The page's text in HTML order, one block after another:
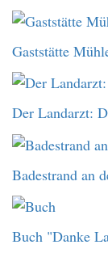
Gaststätte
Der Landarzt:
Badestrand an
Buch "Danke